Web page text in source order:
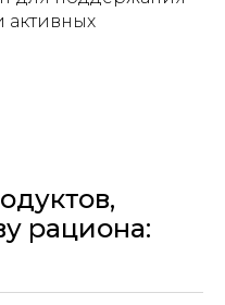
активных
рациона: